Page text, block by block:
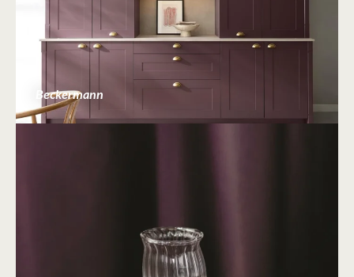
Beckermann